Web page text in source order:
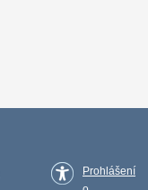
Prohlášení